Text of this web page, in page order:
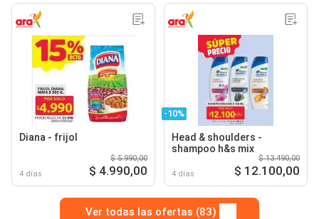
Diana - frijol
4 días
$ 5.990,00
$ 4.990,00
-10%
Head & shoulders -
shampoo h&s mix
4 días
$ 13.490,00
$ 12.100,00
Ver todas las ofertas (83)